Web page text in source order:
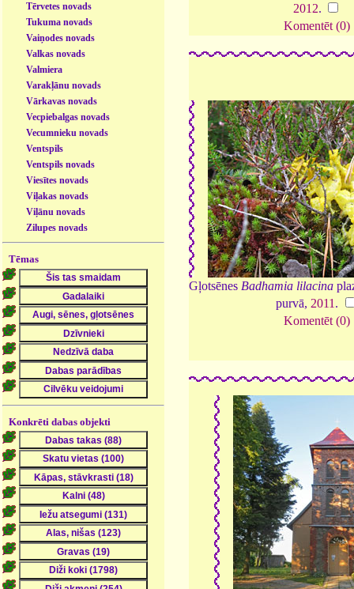
Tērvetes novads
Tukuma novads
Vaiņodes novads
Valkas novads
Valmiera
Varakļānu novads
Vārkavas novads
Vecpiebalgas novads
Vecumnieku novads
Ventspils
Ventspils novads
Viesītes novads
Viļakas novads
Viļānu novads
Zilupes novads
Tēmas
Konkrēti dabas objekti
2012.
Komentēt (0)
Gļotsēnes Badhamia lilacina
purvā, 2011 .
Komentēt (0)